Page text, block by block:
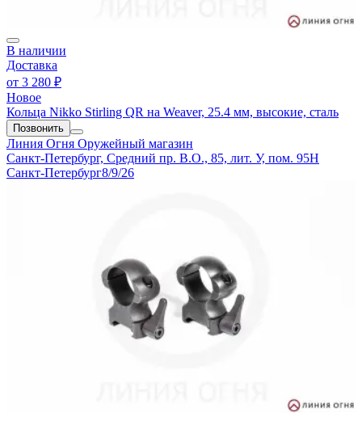
В наличии
Доставка
от 3 280 ₽
Новое
Кольца Nikko Stirling QR на Weaver, 25.4 мм, высокие, сталь
Позвонить
Линия Огня Оружейный магазин
Санкт-Петербург, Средний пр. В.О., 85, лит. У, пом. 95Н
Санкт-Петербург8/9/26